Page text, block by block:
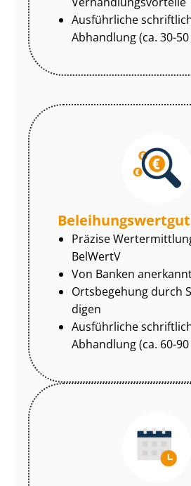
Ausführliche
Abhandlung (ca. 30-
Präzise
BelWertV
Von Banken
Ortsbegehung durch
di­gen
Ausführliche
Abhandlung (ca. 60-